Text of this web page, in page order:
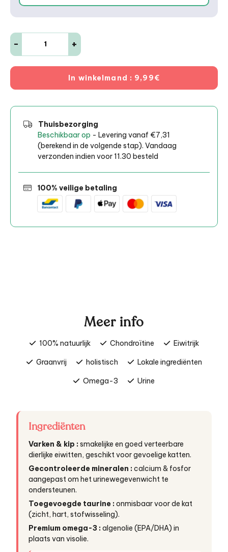
- +
In winkelmand : 9,99€
Thuisbezorging
Beschikbaar op - Levering vanaf €7,31
(berekend in de volgende stap). Vandaag
verzonden indien voor 11.30 besteld
100% veilige betaling
Meer info
100% natuurlijk Chondroïtine Eiwitrijk
Graanvrij holistisch Lokale ingrediënten
Omega-3 Urine
Ingrediënten
Varken & kip : smakelijke en goed verteerbare
dierlijke eiwitten, geschikt voor gevoelige katten.
Gecontroleerde mineralen : calcium & fosfor
aangepast om het urinewegevenwicht te
ondersteunen.
Toegevoegde taurine : onmisbaar voor de kat
(zicht, hart, stofwisseling).
Premium omega-3 : algenolie (EPA/DHA) in
plaats van visolie.